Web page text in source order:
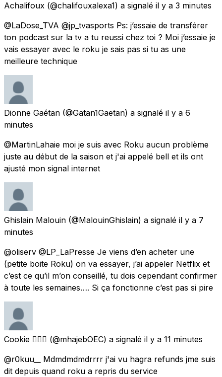
Achalifoux (@chalifouxalexa1) a signalé il y a 3 minutes
@LaDose_TVA @jp_tvasports Ps: j’essaie de transférer
ton podcast sur la tv a tu reussi chez toi ? Moi j’essaie je
vais essayer avec le roku je sais pas si tu as une
meilleure technique
Dionne Gaétan (@Gatan1Gaetan) a signalé il y a 6
minutes
@MartinLahaie moi je suis avec Roku aucun problème
juste au début de la saison et j'ai appelé bell et ils ont
ajusté mon signal internet
Ghislain Malouin (@MalouinGhislain) a signalé il y a 7
minutes
@oliserv @LP_LaPresse Je viens d’en acheter une
(petite boite Roku) on va essayer, j’ai appeler Netflix et
c’est ce qu’il m’on conseillé, tu dois cependant confirmer
à toute les semaines…. Si ça fonctionne c’est pas si pire
Cookie 🏴‍☠️⚔️ (@mhajebOEC) a signalé il y a 11 minutes
@r0kuu__ Mdmdmdmdrrrr j'ai vu hagra refunds jme suis
dit depuis quand roku a repris du service